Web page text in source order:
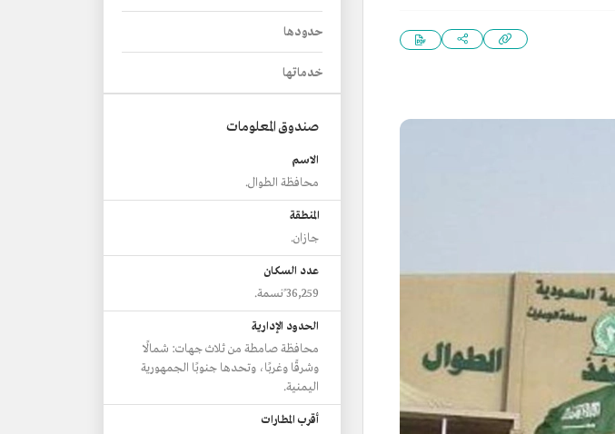
حدودها
خدماتها
صندوق المعلومات
الاسم
محافظة الطوال.
المنطقة
جازان.
عدد السكان
36,259 ًنسمة.
الحدود الإدارية
محافظة صامطة من ثلاث جهات: شمالًا
وشرقًا وغربًا، وتحدها جنوبًا الجمهورية
اليمنية.
أقرب المطارات